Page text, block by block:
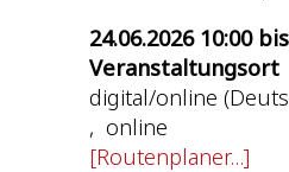
24.06.2026 10:00
Veranstaltungsort
digital/online
, online
[Routenplaner...]